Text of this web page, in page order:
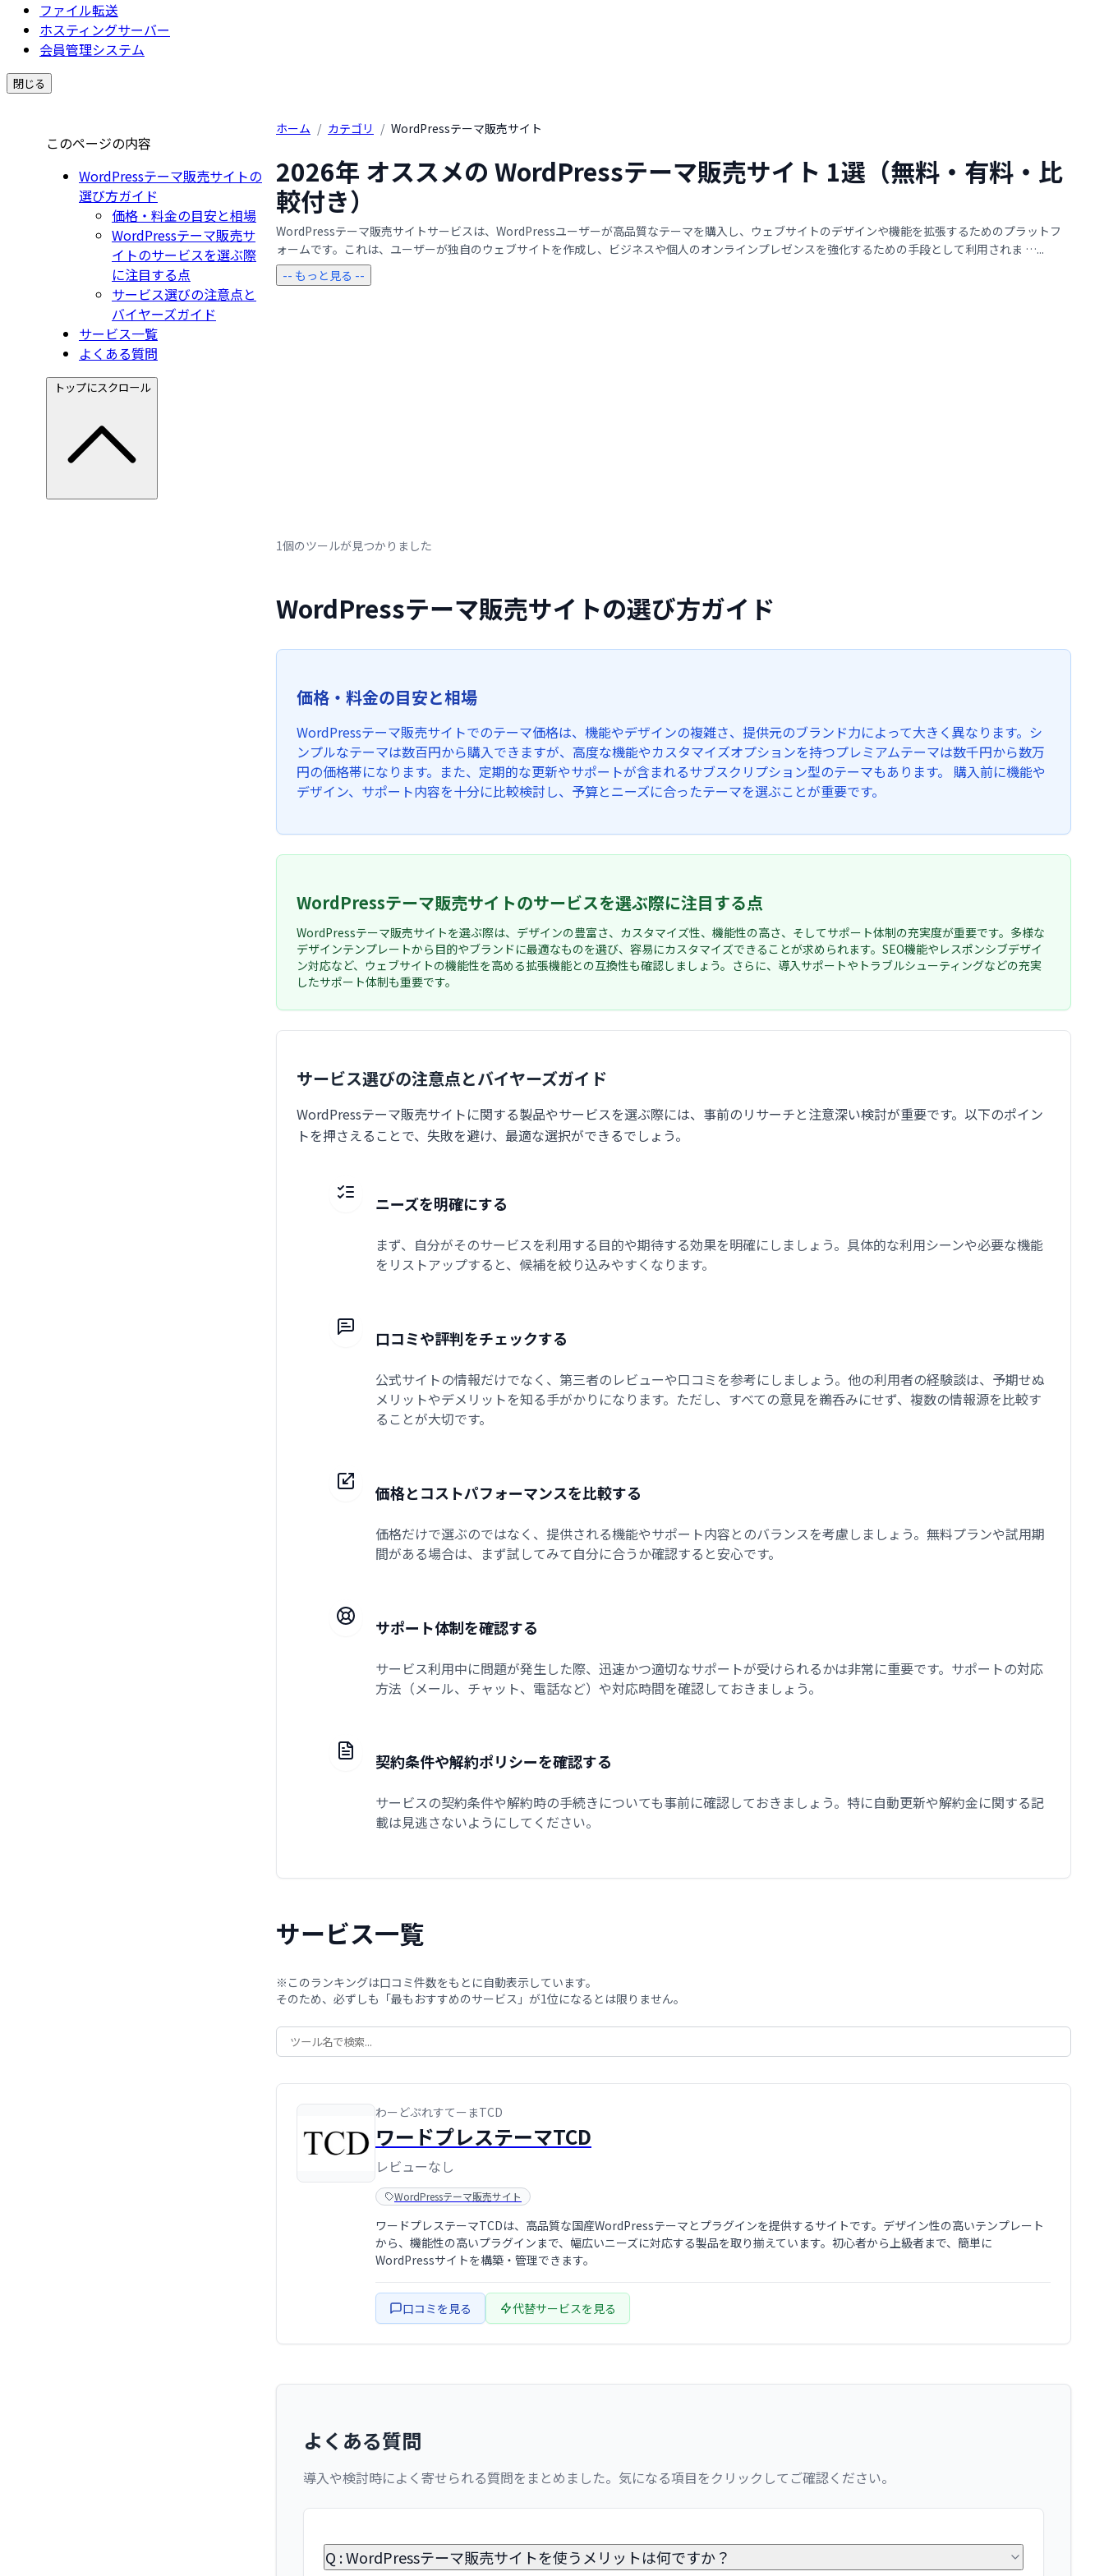
ファイル転送
ホスティングサーバー
会員管理システム
閉じる
このページの内容
WordPressテーマ販売サイトの
選び方ガイド
価格・料金の目安と相場
WordPressテーマ販売サ
イトのサービスを選ぶ際
に注目する点
サービス選びの注意点と
バイヤーズガイド
サービス一覧
よくある質問
トップにスクロール
ホーム / カテゴリ / WordPressテーマ販売サイト
2026年 オススメの WordPressテーマ販売サイト 1選（無料・有料・比
較付き）
WordPressテーマ販売サイトサービスは、WordPressユーザーが高品質なテーマを購入し、ウェブサイトのデザインや機能を拡張するためのプラットフ
ォームです。これは、ユーザーが独自のウェブサイトを作成し、ビジネスや個人のオンラインプレゼンスを強化するための手段として利用されま …...
-- もっと見る --
1個のツールが見つかりました
WordPressテーマ販売サイトの選び方ガイド
価格・料金の目安と相場
WordPressテーマ販売サイトでのテーマ価格は、機能やデザインの複雑さ、提供元のブランド力によって大きく異なります。シ
ンプルなテーマは数百円から購入できますが、高度な機能やカスタマイズオプションを持つプレミアムテーマは数千円から数万
円の価格帯になります。また、定期的な更新やサポートが含まれるサブスクリプション型のテーマもあります。 購入前に機能や
デザイン、サポート内容を十分に比較検討し、予算とニーズに合ったテーマを選ぶことが重要です。
WordPressテーマ販売サイトのサービスを選ぶ際に注目する点
WordPressテーマ販売サイトを選ぶ際は、デザインの豊富さ、カスタマイズ性、機能性の高さ、そしてサポート体制の充実度が重要です。多様な
デザインテンプレートから目的やブランドに最適なものを選び、容易にカスタマイズできることが求められます。SEO機能やレスポンシブデザイ
ン対応など、ウェブサイトの機能性を高める拡張機能との互換性も確認しましょう。さらに、導入サポートやトラブルシューティングなどの充実
したサポート体制も重要です。
サービス選びの注意点とバイヤーズガイド
WordPressテーマ販売サイトに関する製品やサービスを選ぶ際には、事前のリサーチと注意深い検討が重要です。以下のポイン
トを押さえることで、失敗を避け、最適な選択ができるでしょう。
ニーズを明確にする
まず、自分がそのサービスを利用する目的や期待する効果を明確にしましょう。具体的な利用シーンや必要な機能
をリストアップすると、候補を絞り込みやすくなります。
口コミや評判をチェックする
公式サイトの情報だけでなく、第三者のレビューや口コミを参考にしましょう。他の利用者の経験談は、予期せぬ
メリットやデメリットを知る手がかりになります。ただし、すべての意見を鵜呑みにせず、複数の情報源を比較す
ることが大切です。
価格とコストパフォーマンスを比較する
価格だけで選ぶのではなく、提供される機能やサポート内容とのバランスを考慮しましょう。無料プランや試用期
間がある場合は、まず試してみて自分に合うか確認すると安心です。
サポート体制を確認する
サービス利用中に問題が発生した際、迅速かつ適切なサポートが受けられるかは非常に重要です。サポートの対応
方法（メール、チャット、電話など）や対応時間を確認しておきましょう。
契約条件や解約ポリシーを確認する
サービスの契約条件や解約時の手続きについても事前に確認しておきましょう。特に自動更新や解約金に関する記
載は見逃さないようにしてください。
サービス一覧
※このランキングは口コミ件数をもとに自動表示しています。
そのため、必ずしも「最もおすすめのサービス」が1位になるとは限りません。
わーどぷれすてーまTCD
ワードプレステーマTCD
レビューなし
WordPressテーマ販売サイト
ワードプレステーマTCDは、高品質な国産WordPressテーマとプラグインを提供するサイトです。デザイン性の高いテンプレート
から、機能性の高いプラグインまで、幅広いニーズに対応する製品を取り揃えています。初心者から上級者まで、簡単に
WordPressサイトを構築・管理できます。
口コミを見る 代替サービスを見る
よくある質問
導入や検討時によく寄せられる質問をまとめました。気になる項目をクリックしてご確認ください。
Q : WordPressテーマ販売サイトを使うメリットは何ですか？